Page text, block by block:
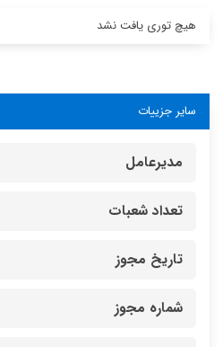
هیچ توری یافت نشد
سایر جزییات
مدیرعامل
تعداد شعبات
تاریخ مجوز
شماره مجوز